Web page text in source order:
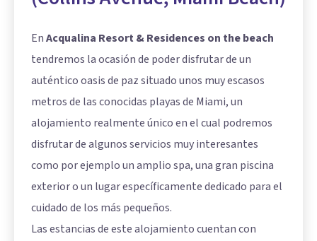
EnAcqualina Resort & Residences on the beach
tendremos la ocasión de poder disfrutar de un
auténtico oasis de paz situado unos muy escasos
metros de las conocidas playas de Miami, un
alojamiento realmente único en el cual podremos
disfrutar de algunos servicios muy interesantes
como por ejemplo un amplio spa, una gran piscina
exterior o un lugar específicamente dedicado para el
cuidado de los más pequeños.
Las estancias de este alojamiento cuentan con